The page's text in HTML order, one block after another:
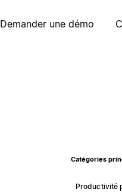
Demander une démo
Catégories
Productivité